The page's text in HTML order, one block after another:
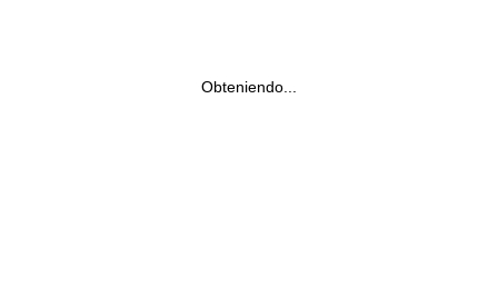
Obteniendo...